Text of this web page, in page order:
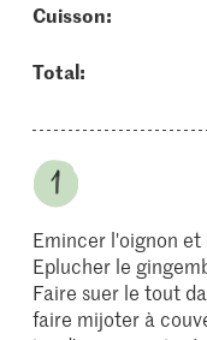
cuisson:
Total:
Emincer l'oignon
Eplucher le
Faire suer le tout
faire mijoter à